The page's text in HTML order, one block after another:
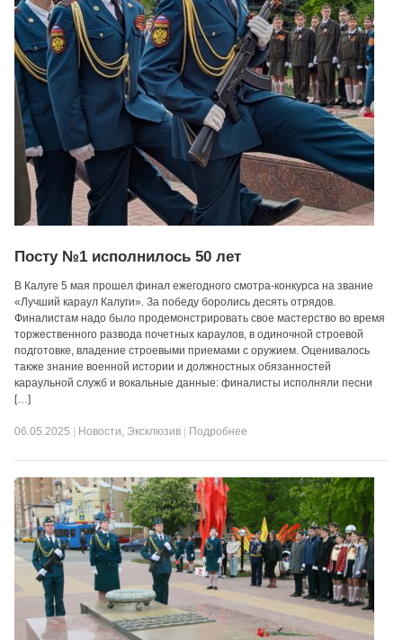
Посту №1 исполнилось 50 лет
В Калуге 5 мая прошел финал ежегодного смотра-конкурса на звание
«Лучший караул Калуги». За победу боролись десять отрядов.
Финалистам надо было продемонстрировать свое мастерство во время
торжественного развода почетных караулов, в одиночной строевой
подготовке, владение строевыми приемами с оружием. Оценивалось
также знание военной истории и должностных обязанностей
караульной служб и вокальные данные: финалисты исполняли песни
[…]
06.05.2025 Новости, Эксклюзив Подробнее